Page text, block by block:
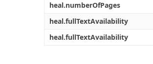
heal.numberOfPages
heal.fullTextAvailability
heal.fullTextAvailability